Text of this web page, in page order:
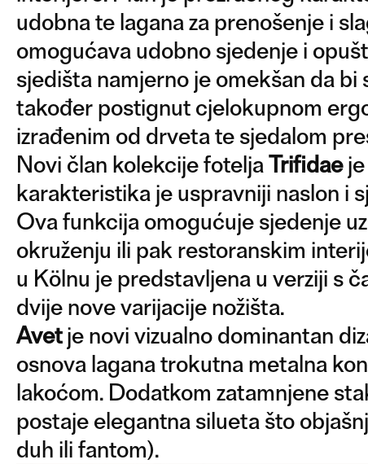
udobna te lagana za prenošenje i
omogućava udobno sjedenje i
sjedišta namjerno je omekšan da
također postignut cjelokupnom
izrađenim od drveta te sjedalom
Novi član kolekcije fotelja Trifidaeje
karakteristika je uspravniji naslon i
Ova funkcija omogućuje sjedenje
okruženju ili pak restoranskim
u Kölnu je predstavljena u verziji s
dvije nove varijacije nožišta.
Avetje novi vizualno dominantan
osnova lagana trokutna metalna
lakoćom. Dodatkom zatamnjene
postaje elegantna silueta što
duh ili fantom).